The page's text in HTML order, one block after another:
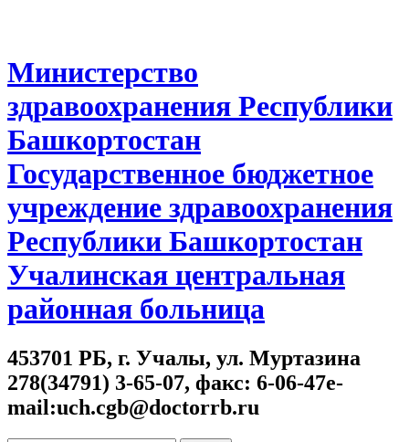
Министерство
здравоохранения Республики
Башкортостан
Государственное бюджетное
учреждение здравоохранения
Республики Башкортостан
Учалинская центральная
районная больница
453701 РБ, г. Учалы, ул. Муртазина
278(34791) 3-65-07, факс: 6-06-47e-
mail:uch.cgb@doctorrb.ru